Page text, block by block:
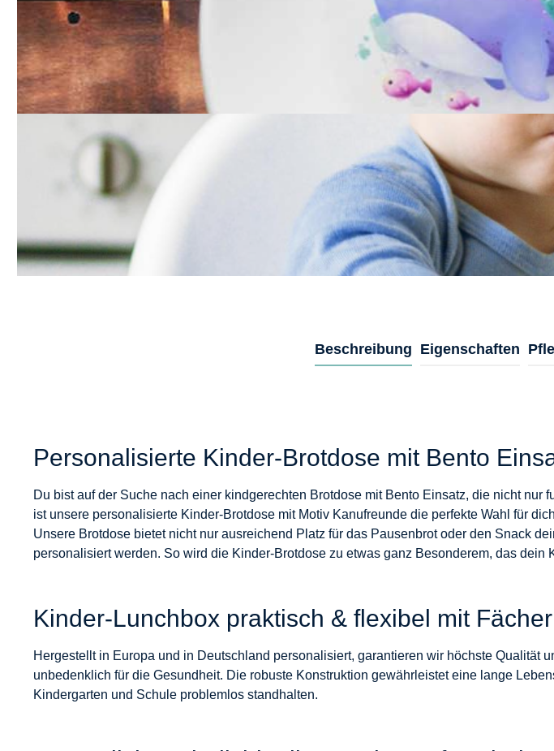
Beschreibung Eigenschaften
Personalisierte Kinder-Brotdose mit Bento
Du bist auf der Suche nach einer kindgerechten Brotdose mit Bento Einsatz, die nicht
ist unsere personalisierte Kinder-Brotdose mit Motiv Kanufreunde die perfekte Wahl für
Unsere Brotdose bietet nicht nur ausreichend Platz für das Pausenbrot oder den Snack
personalisiert werden. So wird die Kinder-Brotdose zu etwas ganz Besonderem, das dein
Kinder-Lunchbox praktisch & flexibel mit
Hergestellt in Europa und in Deutschland personalisiert, garantieren wir höchste Qualität
unbedenklich für die Gesundheit. Die robuste Konstruktion gewährleistet eine lange
Kindergarten und Schule problemlos standhalten.